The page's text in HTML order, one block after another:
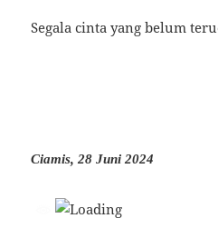
Segala cinta yang belum
Ciamis, 28 Juni 2024